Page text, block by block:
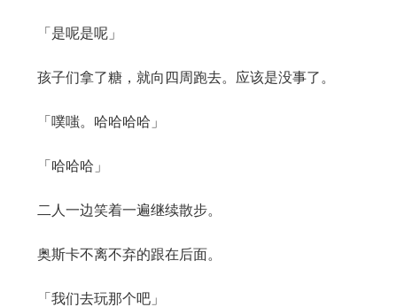
「是呢是呢」
孩子们拿了糖，就向四周跑去。应该是没事了。
「噗嗤。哈哈哈哈」
「哈哈哈」
二人一边笑着一遍继续散步。
奥斯卡不离不弃的跟在后面。
「我们去玩那个吧」